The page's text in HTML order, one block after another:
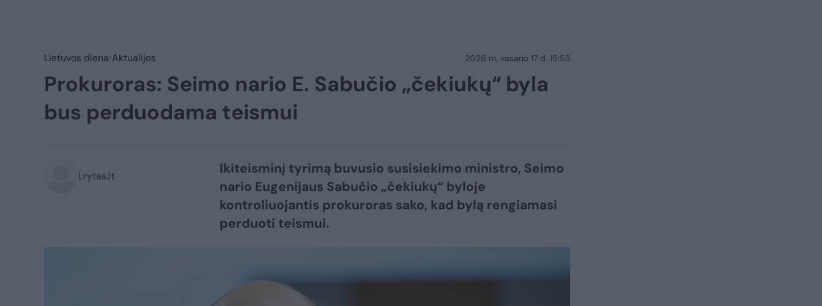
Lietuvos diena Aktualijos 2026 m. vasario 17 d. 15:53
Prokuroras: Seimo nario E. Sabučio „čekiukų“ byla
bus perduodama teismui
Lrytas.lt
Ikiteisminį tyrimą buvusio susisiekimo ministro, Seimo
nario Eugenijaus Sabučio „čekiukų“ byloje
kontroliuojantis prokuroras sako, kad bylą rengiamasi
perduoti teismui.